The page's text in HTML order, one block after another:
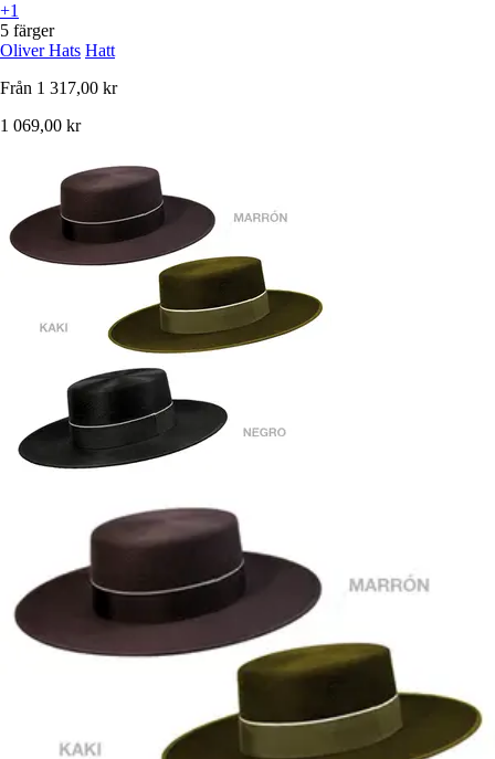
+1
5 färger
Oliver Hats Hatt
Från 1 317,00 kr
1 069,00 kr